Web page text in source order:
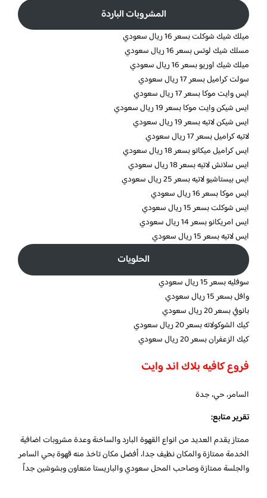
المشروبات الباردة
ميلك شيك شوكلت بسعر 16 ريال سعودي
مسلك شيك لوتس بسعر 16 ريال سعودي
ميلك شيك اوريو بسعر 16 ريال سعودي
سولت كراميل بسعر 17 ريال سعودي
ايس وايت موكا بسعر 17 ريال سعودي
ايس شيكن وايت موكا بسعر 19 ريال سعودي
ايس شيكن لاتيه بسعر 19 ريال سعودي
لاتيه كراميل بسعر 17 ريال سعودي
ايس كراميل ميكاتو بسعر 18 ريال سعودي
ايس سلانش لاتيه بسعر 18 ريال سعودي
ايس بيستاشيو لاتيه بسعر 25 ريال سعودي
ايس موكا بسعر 16 ريال سعودي
ايس شوكلت بسعر 15 ريال سعودي
ايس امريكانو بسعر 14 ريال سعودي
ايس لاتيه بسعر 15 ريال سعودي
الحلويات
سوفليه بسعر 15 ريال سعودي
وافل بسعر 15 ريال سعودي
بانوفي بسعر 20 ريال سعودي
كيك الشوكولاته بسعر 20 ريال سعودي
كيك الزعفران بسعر 20 ريال سعودي
فروع كافيه بلاك اند وايت
السامر، حي، جدة
تقرير متابع:
ممتاز يقدم العديد من انواع القهوة البارد والساخنة وعدة مشروبات اضافية
الخدمة ممتازة والمكان نظيف جدا، أفضل مكان تاخذ منه قهوة بحي السامر
والجلسة ممتازة وصاحب المحل سعودي والباريستا متعاون وبشوشين جداً